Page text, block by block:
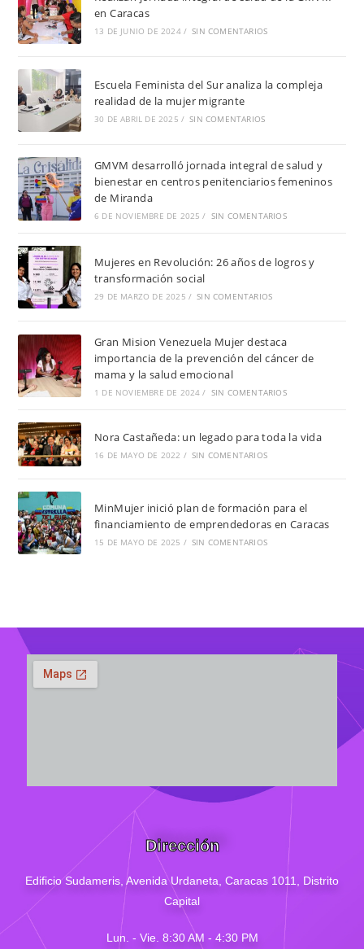
en Caracas
13 DE JUNIO DE 2024 / SIN COMENTARIOS
Escuela Feminista del Sur analiza la compleja
realidad de la mujer migrante
30 DE ABRIL DE 2025 / SIN COMENTARIOS
GMVM desarrolló jornada integral de salud y
bienestar en centros penitenciarios femeninos
de Miranda
6 DE NOVIEMBRE DE 2025 / SIN COMENTARIOS
Mujeres en Revolución: 26 años de logros y
transformación social
29 DE MARZO DE 2025 / SIN COMENTARIOS
Gran Mision Venezuela Mujer destaca
importancia de la prevención del cáncer de
mama y la salud emocional
1 DE NOVIEMBRE DE 2024 / SIN COMENTARIOS
Nora Castañeda: un legado para toda la vida
16 DE MAYO DE 2022 / SIN COMENTARIOS
MinMujer inició plan de formación para el
financiamiento de emprendedoras en Caracas
15 DE MAYO DE 2025 / SIN COMENTARIOS
Dirección
Edificio Sudameris, Avenida Urdaneta, Caracas 1011, Distrito
Capital
Lun. - Vie. 8:30 AM - 4:30 PM